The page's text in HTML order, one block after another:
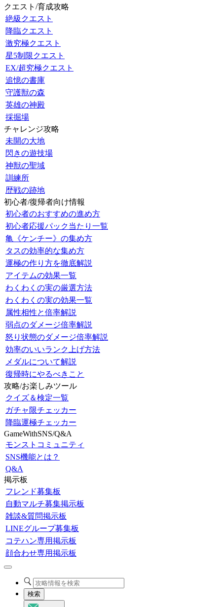
クエスト/育成攻略
絶級クエスト
降臨クエスト
激究極クエスト
星5制限クエスト
EX/超究極クエスト
追憶の書庫
守護獣の森
英雄の神殿
採掘場
チャレンジ攻略
未開の大地
閃きの遊技場
神獣の聖域
訓練所
歴戦の跡地
初心者/復帰者向け情報
初心者のおすすめの進め方
初心者応援パック当たり一覧
亀《ケンチー》の集め方
タスの効率的な集め方
運極の作り方を徹底解説
アイテムの効果一覧
わくわくの実の厳選方法
わくわくの実の効果一覧
属性相性と倍率解説
弱点のダメージ倍率解説
怒り状態のダメージ倍率解説
効率のいいランク上げ方法
メダルについて解説
復帰時にやるべきこと
攻略/お楽しみツール
クイズ＆検定一覧
ガチャ限チェッカー
降臨運極チェッカー
GameWithSNS/Q&A
モンストコミュニティ
SNS機能とは？
Q&A
掲示板
フレンド募集板
自動マルチ募集掲示板
雑談&質問掲示板
LINEグループ募集板
コテハン専用掲示板
顔合わせ専用掲示板
検索